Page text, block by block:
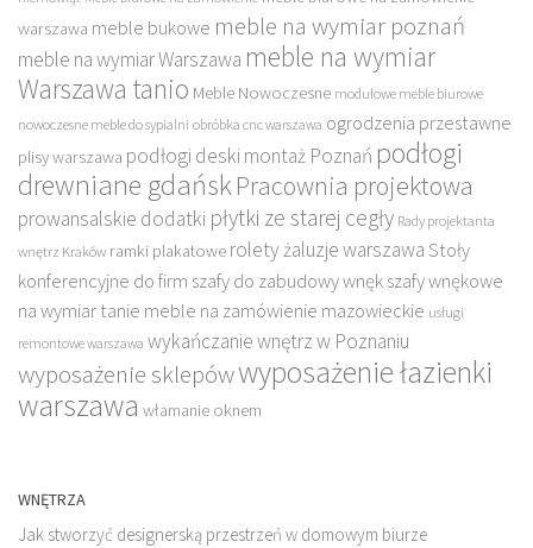
warszawa meble bukowe meble na wymiar poznań
meble na wymiar Warszawa meble na wymiar
Warszawa tanio Meble Nowoczesne modułowe meble biurowe
nowoczesne meble do sypialni obróbka cnc warszawa ogrodzenia przestawne
plisy warszawa podłogi deski montaż Poznań podłogi
drewniane gdańskPracownia projektowa
prowansalskie dodatki płytki ze starej cegły Rady projektanta
wnętrz Kraków ramki plakatowe rolety żaluzje warszawa Stoły
konferencyjne do firm szafy do zabudowy wnęk szafy wnękowe
na wymiar tanie meble na zamówienie mazowieckie usługi
remontowe warszawa wykańczanie wnętrz w Poznaniu
wyposażenie sklepówwyposażenie łazienki
warszawa włamanie oknem
WNĘTRZA
Jak stworzyć designerską przestrzeń w domowym biurze